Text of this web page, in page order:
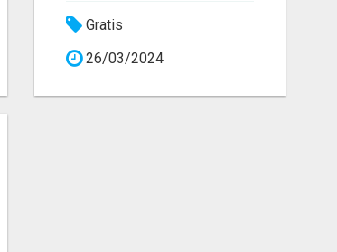
Gratis
26/03/2024